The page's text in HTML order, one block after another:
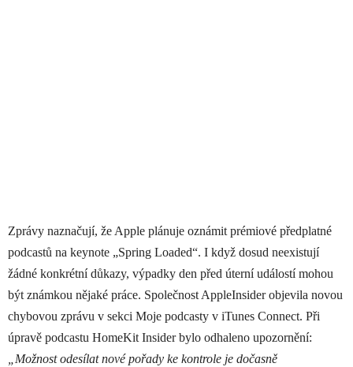
Zprávy naznačují, že Apple plánuje oznámit prémiové předplatné
podcastů na keynote „Spring Loaded“. I když dosud neexistují
žádné konkrétní důkazy, výpadky den před úterní událostí mohou
být známkou nějaké práce. Společnost AppleInsider objevila novou
chybovou zprávu v sekci Moje podcasty v iTunes Connect. Při
úpravě podcastu HomeKit Insider bylo odhaleno upozornění:
„Možnost odesílat nové pořady ke kontrole je dočasně